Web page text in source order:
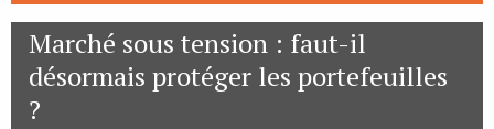
Marché sous tension : faut-il
désormais protéger les portefeuilles
?